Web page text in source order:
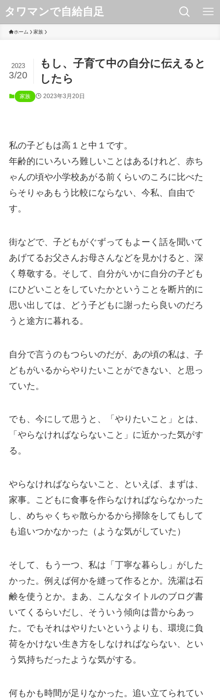
タワマンで自給自足
ホーム 家族
もし、子育て中の自分に伝えると
したら
2023
3/20
家族 2023年3月20日
私の子どもは高１と中１です。
年齢的にいろいろ難しいことはあるけれど、赤ち
ゃんの頃や小学校あがる前くらいのころに比べた
らそりゃあもう比較にならない、今私、自由で
す。
街などで、子どもがぐずってもよーく話を聞いて
あげてるお父さんお母さんなどを見かけると、深
く尊敬する。そして、自分がいかに自分の子ども
にひどいことをしていたかということを断片的に
思い出しては、どう子どもに謝ったら良いのだろ
うと途方に暮れる。
自分で言うのもつらいのだが、あの頃の私は、子
どもがいるからやりたいことができない、と思っ
ていた。
でも、今にして思うと、「やりたいこと」とは、
「やらなければならないこと」に近かった気がす
る。
やらなければならないこと、といえば、まずは、
家事。こどもに食事を作らなければならなかった
し、めちゃくちゃ散らかるから掃除をしてもして
も追いつかなかった（ような気がしていた）
そして、もう一つ、私は「丁寧な暮らし」がした
かった。例えば何かを縫って作るとか。洗濯は石
鹸を使うとか。まあ、こんなタイトルのブログ書
いてくるらいだし、そういう傾向は昔からあっ
た。でもそれはやりたいというよりも、環境に負
荷をかけない生き方をしなければならない、とい
う気持ちだったような気がする。
何もかも時間が足りなかった。追い立てられてい